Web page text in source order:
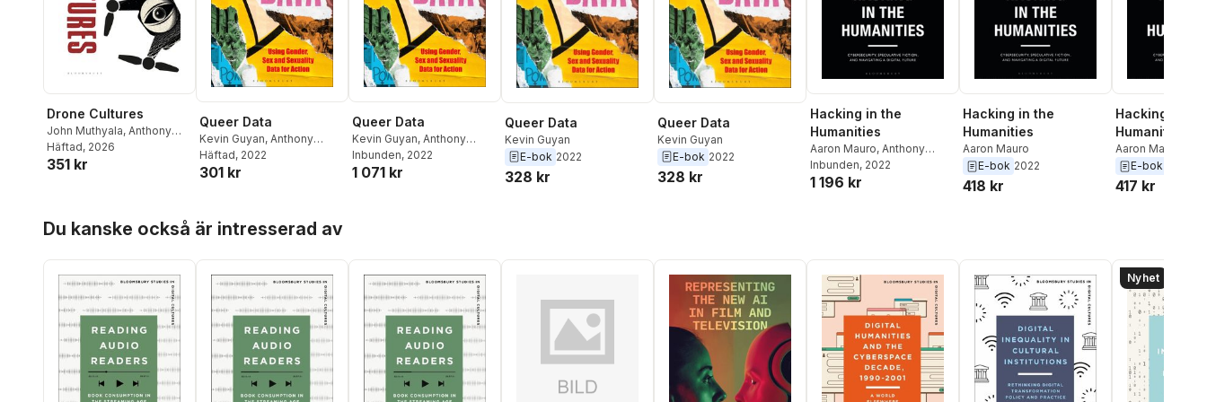
Drone Cultures
John Muthyala, Anthony
Mandal ,Jenny Kidd
Häftad, 2026
351 kr
Queer Data
Kevin Guyan, Anthony
Mandal
Häftad, 2022
301 kr
Queer Data
Kevin Guyan, Anthony
Mandal
Inbunden, 2022
1 071 kr
Queer Data
Kevin Guyan
E-bok 2022
328 kr
Queer Data
Kevin Guyan
E-bok 2022
328 kr
Hacking in the
Humanities
Aaron Mauro, Anthony
Mandal
Inbunden, 2022
1 196 kr
Hacking in the
Humanities
Aaron Mauro
E-bok 2022
418 kr
Hacking in the
Humanities
Aaron Mauro
E-bok
417 kr
Du kanske också är intresserad av
Nyhet